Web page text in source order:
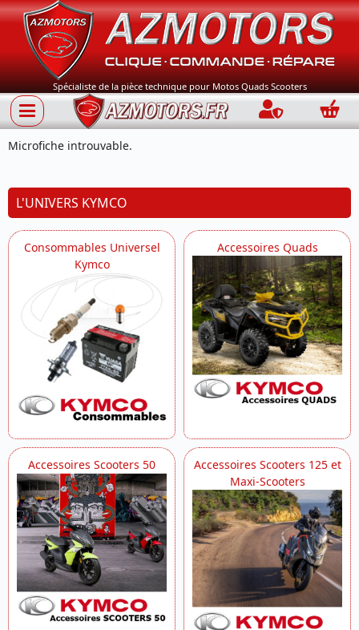
Spécialiste de la pièce technique pour Motos Quads Scooters
Connection
Microfiche introuvable.
L'UNIVERS KYMCO
Consommables Universel
Kymco
Accessoires Quads
Accessoires Scooters 50
Accessoires Scooters 125 et
Maxi-Scooters